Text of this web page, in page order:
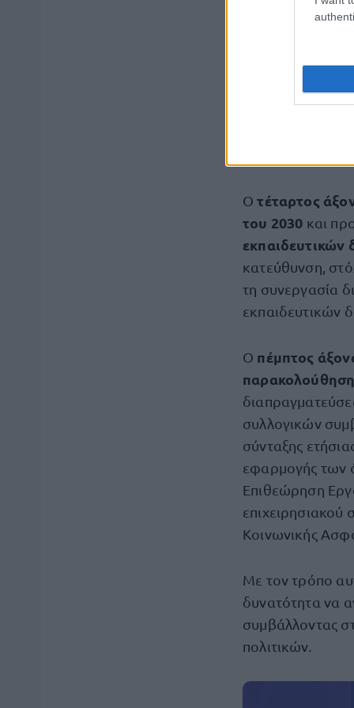
και
δεδομένων
κατεύθυνση
Εργασίας, η
Συλλογικών
Οτέταρτος
του 2030 και
εκπαιδευτικών
κατεύθυνση,
τη συνεργασία
εκπαιδευτικών
Ο πέμπτος
συλλογικών
σύνταξης
εφαρμογής των
Επιθεώρηση
επιχειρησιακού
Κοινωνικής
Με τον τρόπο
δυνατότητα να
συμβάλλοντας
πολιτικών.